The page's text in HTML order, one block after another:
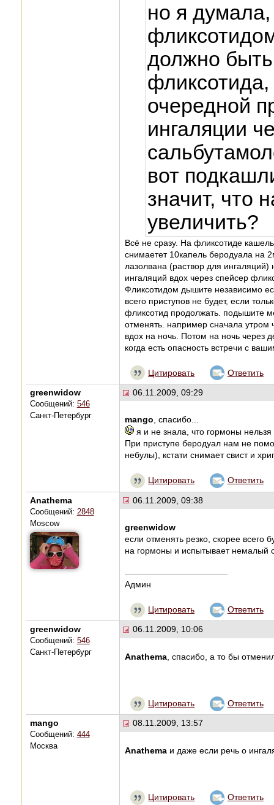
но я
должно
очередной
ингаляции
вот
значит, что
увеличить?
Всё не сразу. На фликсотиде
снимаетет 10капель беродуала на
лазолвана (раствор для
ингаляций вдох через спейсер
Фликсотидом дышите независимо
всего приступов не будет, если
фликсотид продолжать. подышите
отменять. например сначала утром
вдох на ночь. Потом на ночь через
когда есть опасность встречи с
Цитировать Ответить
greenwidow
Сообщений: 546
Санкт-Петербург
06.11.2009, 09:29
mango, спасибо...
я и не знала, что гормоны нельзя
При приступе беродуал нам не
небулы), кстати снимает свист и
Цитировать Ответить
Anathema
Сообщений: 2848
Moscow
06.11.2009, 09:38
greenwidow
если отменять резко, скорее всего
на гормоны и испытывает немалый
Админ
Цитировать Ответить
greenwidow
Сообщений: 546
Санкт-Петербург
06.11.2009, 10:06
Anathema, спасибо, а то бы
Цитировать Ответить
mango
Сообщений: 444
Москва
08.11.2009, 13:57
Anathemaи даже если речь о
Цитировать Ответить